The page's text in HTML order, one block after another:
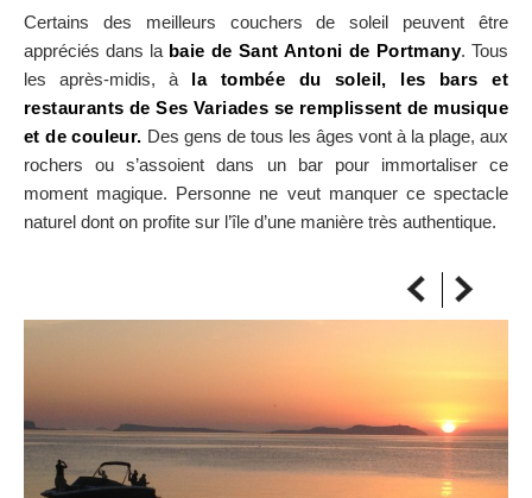
Certains des meilleurs couchers de soleil peuvent être
appréciés dans la baie de Sant Antoni de Portmany. Tous
les après-midis, à la tombée du soleil, les bars et
restaurants de Ses Variades se remplissent de musique
et de couleur. Des gens de tous les âges vont à la plage, aux
rochers ou s’assoient dans un bar pour immortaliser ce
moment magique. Personne ne veut manquer ce spectacle
naturel dont on profite sur l’île d’une manière très authentique.